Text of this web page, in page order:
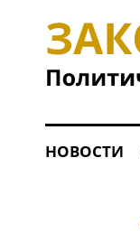
НОВОСТИ